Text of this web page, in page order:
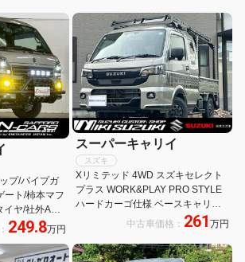
プ/パイプガ
ート/柿本マフ
ヤ/社外AW/
/ナビ/前後カ
249.8万円
スーパーキャリイ
スズキ
Xリミテッド 4WD スズキセレクト
プラス WORK&PLAY PRO STYLE
ハードカーゴ仕様 ベースキャリア
ルーフラック ユーティリティパネ
ル マッドフラップ フューエルキャ
ップ アウトドア キャンプ
中古車価格： 261 万円